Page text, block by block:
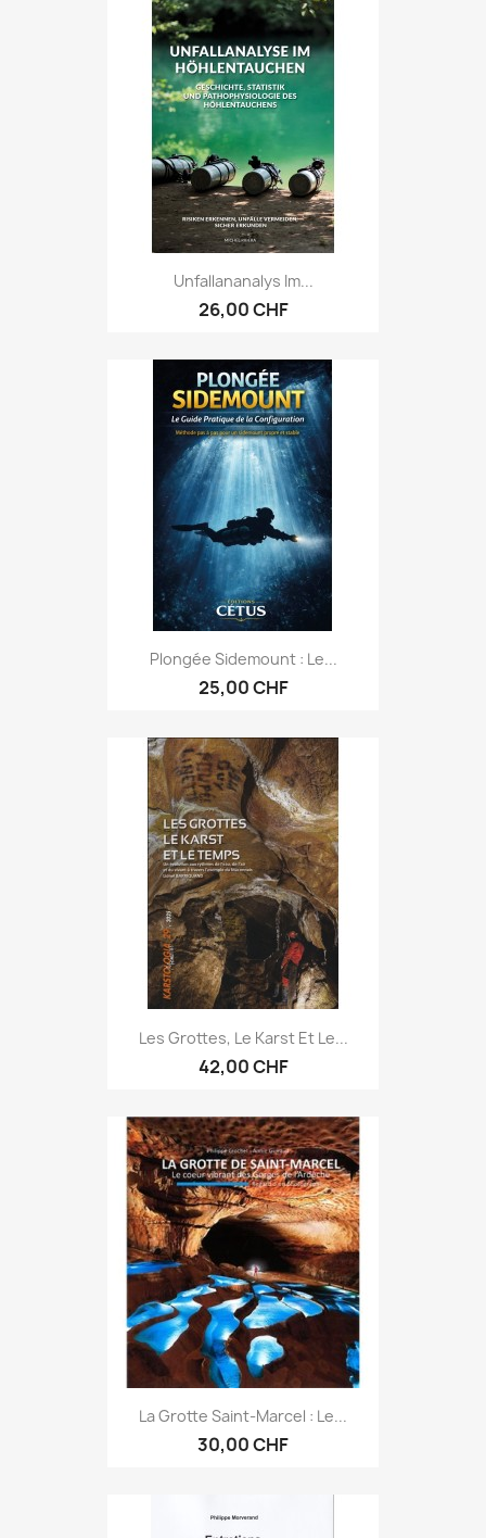
Unfallananalys Im...
26,00 CHF
Plongée Sidemount : Le...
25,00 CHF
Les Grottes, Le Karst Et Le...
42,00 CHF
La Grotte Saint-Marcel : Le...
30,00 CHF